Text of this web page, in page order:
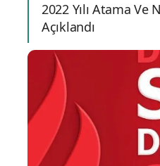
2022 Yılı Atama Ve
Açıklandı